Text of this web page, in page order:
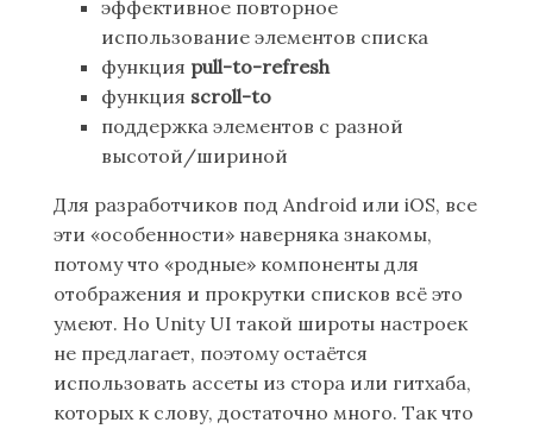
эффективное повторное
использование элементов списка
функция pull-to-refresh
функция scroll-to
поддержка элементов с разной
высотой/шириной
Для разработчиков под Android или iOS, все
эти «особенности» наверняка знакомы,
потому что «родные» компоненты для
отображения и прокрутки списков всё это
умеют. Но Unity UI такой широты настроек
не предлагает, поэтому остаётся
использовать ассеты из стора или гитхаба,
которых к слову, достаточно много. Так что